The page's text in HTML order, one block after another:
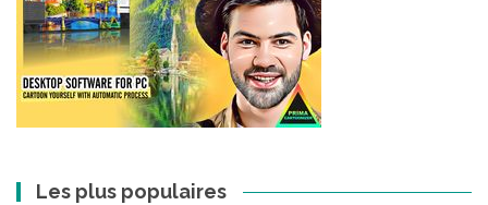
Les plus populaires